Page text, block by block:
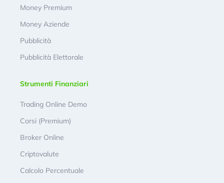
Money Premium
Money Aziende
Pubblicità
Pubblicità Elettorale
Strumenti Finanziari
Trading Online Demo
Corsi (Premium)
Broker Online
Criptovalute
Calcolo Percentuale